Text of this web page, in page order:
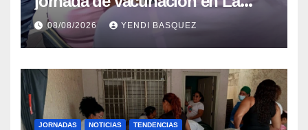
Guaira para garantizar protección
epidemiológica
08/08/2026 YENDI BASQUEZ
JORNADAS NOTICIAS TENDENCIAS